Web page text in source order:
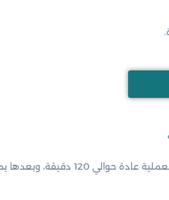
إلى منزل نظيف تمامًا.